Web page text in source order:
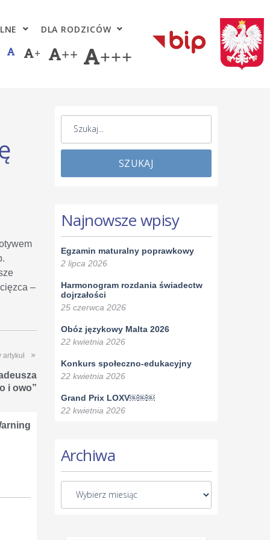
DLA RODZICÓW
+ ++ +++
–
artykuł
i owo”
SZUKAJ
Najnowsze wpisy
Egzamin maturalny poprawkowy
2 lipca 2026
Harmonogram rozdania świadectw
dojrzałości
25 czerwca 2026
Obóz językowy Malta 2026
22 kwietnia 2026
Konkurs społeczno-edukacyjny
22 kwietnia 2026
Grand Prix LOXV￼￼￼
22 kwietnia 2026
Archiwa